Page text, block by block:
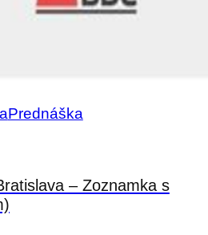
Prednáška
– Zoznamka s